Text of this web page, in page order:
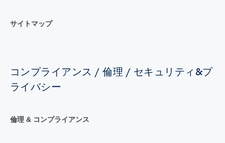
サイトマップ
コンプライアンス / 倫理 / セキュリティ&プ
ライバシー
倫理 & コンプライアンス